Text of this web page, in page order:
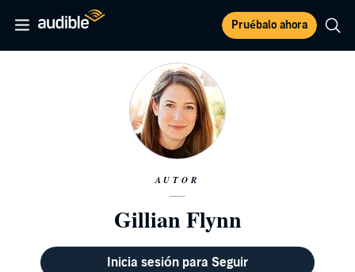
Pruébalo ahora
AUTOR
Gillian Flynn
Inicia sesión para Seguir